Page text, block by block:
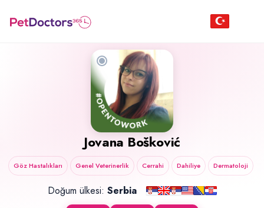
Jovana Bošković
Göz Hastalıkları Genel Veterinerlik Cerrahi Dahiliye Dermatoloji
Doğum ülkesi: Serbia